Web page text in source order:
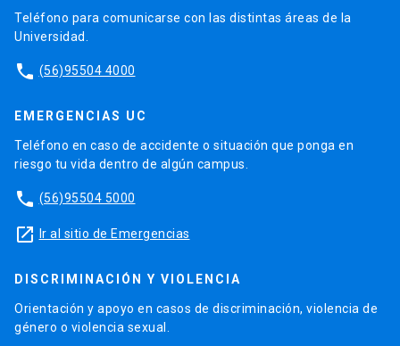
Teléfono para comunicarse con las distintas áreas de la
Universidad.
phone (56)95504 4000
EMERGENCIAS UC
Teléfono en caso de accidente o situación que ponga en
riesgo tu vida dentro de algún campus.
phone (56)95504 5000
launch Ir al sitio de Emergencias
DISCRIMINACIÓN Y VIOLENCIA
Orientación y apoyo en casos de discriminación, violencia de
género o violencia sexual.